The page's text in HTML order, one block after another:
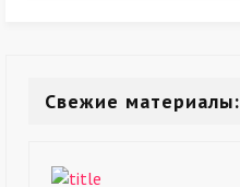
Свежие материалы: